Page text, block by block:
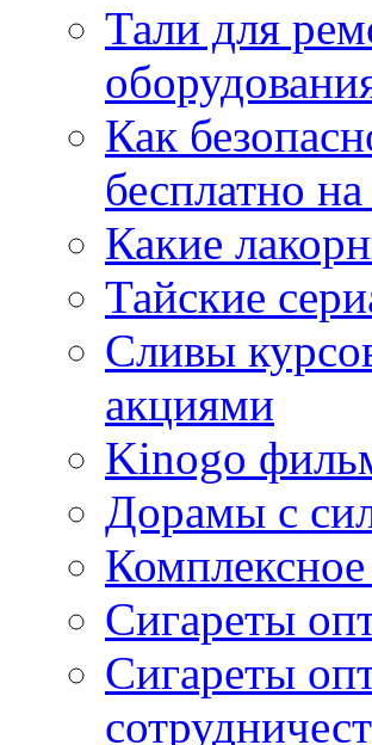
Тали для
Как
бесплатно
Какие
Тайские
Сливы
акциями
Kinogo
Дорамы с
Сигареты
Сигареты